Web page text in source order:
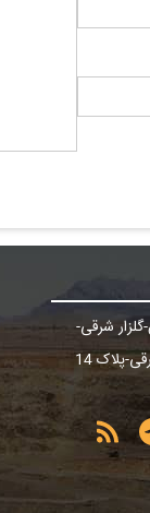
گلزار شرقی-
کوی فردوس-کوچه سعدی شرقی-پلاک 14